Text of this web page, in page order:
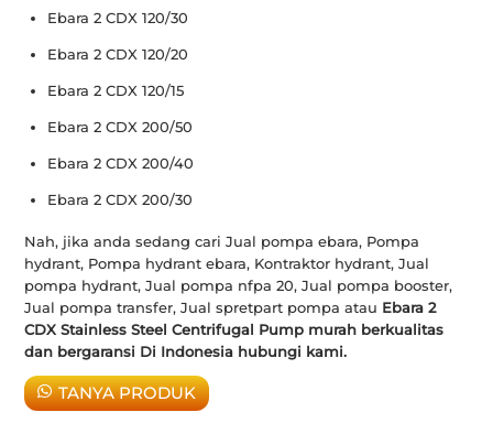
Ebara 2 CDX 120/30
Ebara 2 CDX 120/20
Ebara 2 CDX 120/15
Ebara 2 CDX 200/50
Ebara 2 CDX 200/40
Ebara 2 CDX 200/30
Nah, jika anda sedang cari Jual pompa ebara, Pompa
hydrant, Pompa hydrant ebara, Kontraktor hydrant, Jual
pompa hydrant, Jual pompa nfpa 20, Jual pompa booster,
Jual pompa transfer, Jual spretpart pompa atau Ebara 2
CDX Stainless Steel Centrifugal Pump murah berkualitas
dan bergaransi Di Indonesia hubungi kami.
TANYA PRODUK